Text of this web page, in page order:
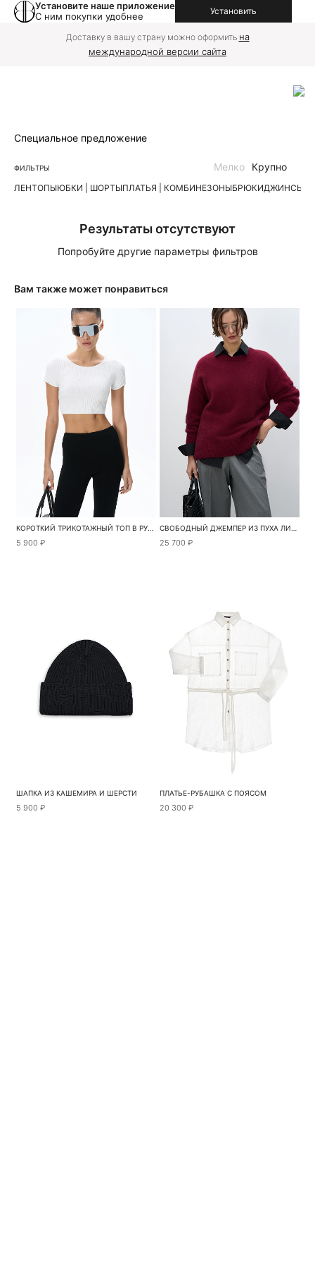
Установите наше приложение
С ним покупки удобнее
Установить
Доставку в вашу страну можно оформить на
международной версии сайта
Специальное предложение
ФИЛЬТРЫ
ЛЕНТОПЫЮБКИ | ШОРТЫПЛАТЬЯ | КОМБИНЕЗОНЫБРЮКИДЖИНСЫ
Мелко Крупно
Результаты отсутствуют
Попробуйте другие параметры фильтров
Вам также может понравиться
КОРОТКИЙ ТРИКОТАЖНЫЙ ТОП В РУБЧИК
5 900 ₽
СВОБОДНЫЙ ДЖЕМПЕР ИЗ ПУХА ЛИСЫ
25 700 ₽
ШАПКА ИЗ КАШЕМИРА И ШЕРСТИ
5 900 ₽
ПЛАТЬЕ-РУБАШКА С ПОЯСОМ
20 300 ₽